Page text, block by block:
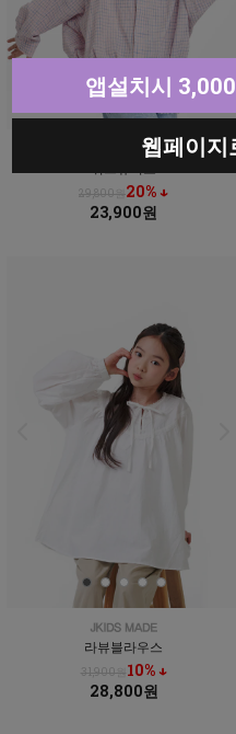
29,800원20% ↓
23,900원
라뷰블라우스
31,900원10% ↓
28,800원
앱설치시
웹페이지